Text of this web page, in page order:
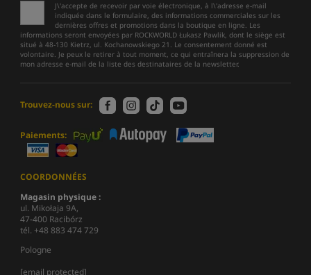
J\'accepte de recevoir par voie électronique, à l\'adresse e-mail
indiquée dans le formulaire, des informations commerciales sur les
dernières offres et promotions dans la boutique en ligne. Les
informations seront envoyées par ROCKWORLD Łukasz Pawlik, dont le siège est
situé à 48-130 Kietrz, ul. Kochanowskiego 21. Le consentement donné est
volontaire. Je peux le retirer à tout moment, ce qui entraînera la suppression de
mon adresse e-mail de la liste des destinataires de la newsletter.
Trouvez-nous sur:
Paiements:
COORDONNÉES
Magasin physique :
ul. Mikołaja 9A,
47-400 Racibórz
tél. +48 883 474 729
Pologne
[email protected]